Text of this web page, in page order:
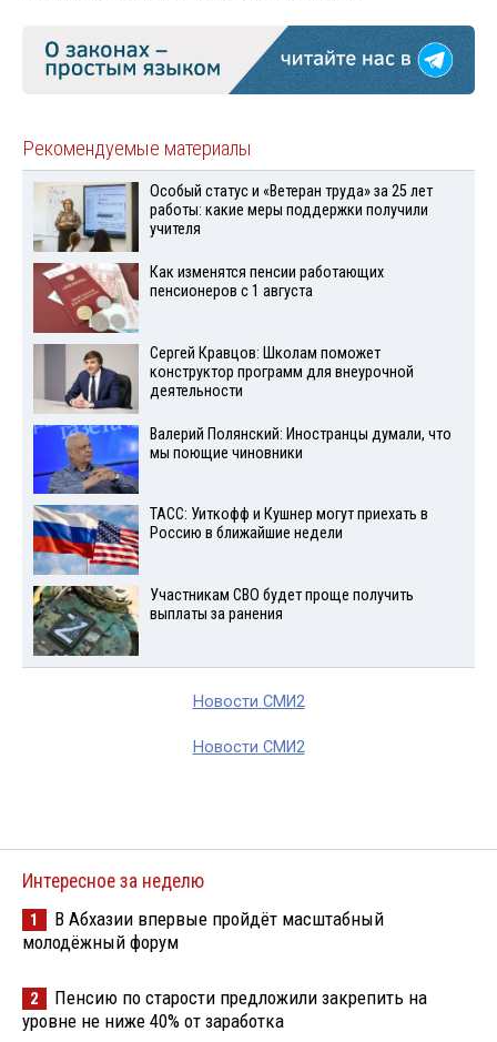
Рекомендуемые материалы
Особый статус и «Ветеран труда» за 25 лет
работы: какие меры поддержки получили
учителя
Как изменятся пенсии работающих
пенсионеров с 1 августа
Сергей Кравцов: Школам поможет
конструктор программ для внеурочной
деятельности
Валерий Полянский: Иностранцы думали, что
мы поющие чиновники
ТАСС: Уиткофф и Кушнер могут приехать в
Россию в ближайшие недели
Участникам СВО будет проще получить
выплаты за ранения
Новости СМИ2
Новости СМИ2
Интересное за неделю
1
В Абхазии впервые пройдёт масштабный
молодёжный форум
2
Пенсию по старости предложили закрепить на
уровне не ниже 40% от заработка